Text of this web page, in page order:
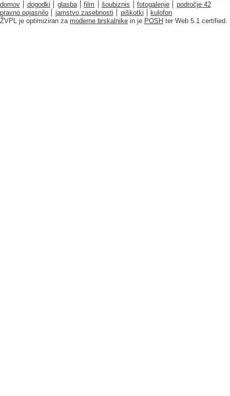
domov dogodki glasba film šoubiznis fotogalerije
področje 42
pravno pojasnilo
jamstvo zasebnosti piškotki
kulofon
ŽVPL je optimiziran za moderne brskalnike in je POSH ter Web 5.1 certified.